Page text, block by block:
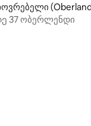
5‑დან 4,92, 13
37 ობერლენდი